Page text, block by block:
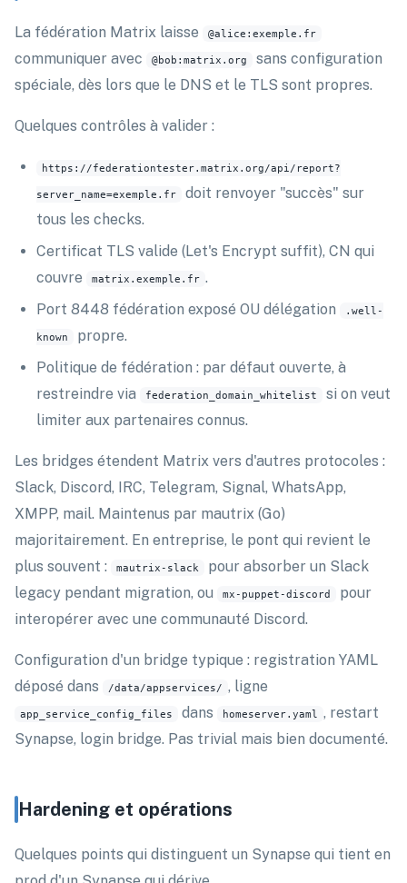
La fédération Matrix laisse @alice:exemple.fr
communiquer avec @bob:matrix.org
sans configuration
spéciale, dès lors que le DNS et le TLS sont propres.
Quelques contrôles à valider :
https://federationtester.matrix.org/api/report?
server_name=exemple.fr
doit renvoyer "succès" sur
tous les checks.
Certificat TLS valide (Let's Encrypt suffit), CN qui
couvre
matrix.exemple.fr .
Port 8448 fédération exposé OU délégation
.well-
known
propre.
Politique de fédération : par défaut ouverte, à
restreindre via
federation_domain_whitelist
si on veut
limiter aux partenaires connus.
Les bridges étendent Matrix vers d'autres protocoles :
Slack, Discord, IRC, Telegram, Signal, WhatsApp,
XMPP, mail. Maintenus par mautrix (Go)
majoritairement. En entreprise, le pont qui revient le
plus souvent :
mautrix-slack
pour absorber un Slack
legacy pendant migration, ou
mx-puppet-discord
pour
interopérer avec une communauté Discord.
Configuration d'un bridge typique : registration YAML
déposé dans
/data/appservices/ , ligne
app_service_config_files dans homeserver.yaml , restart
Synapse, login bridge. Pas trivial mais bien documenté.
Hardening et opérations
Quelques points qui distinguent un Synapse qui tient en